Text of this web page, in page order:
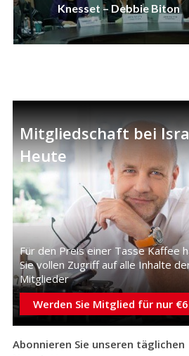
Knesset – Debbie Biton
Mitgliedschaft bei
Heute
Für den Preis einer Tasse Kaffee
Sie vollen Zugriff auf alle Inhalte
Mitglieder
Werden Sie Mitglied für nur
Abonnieren Sie unseren täglichen